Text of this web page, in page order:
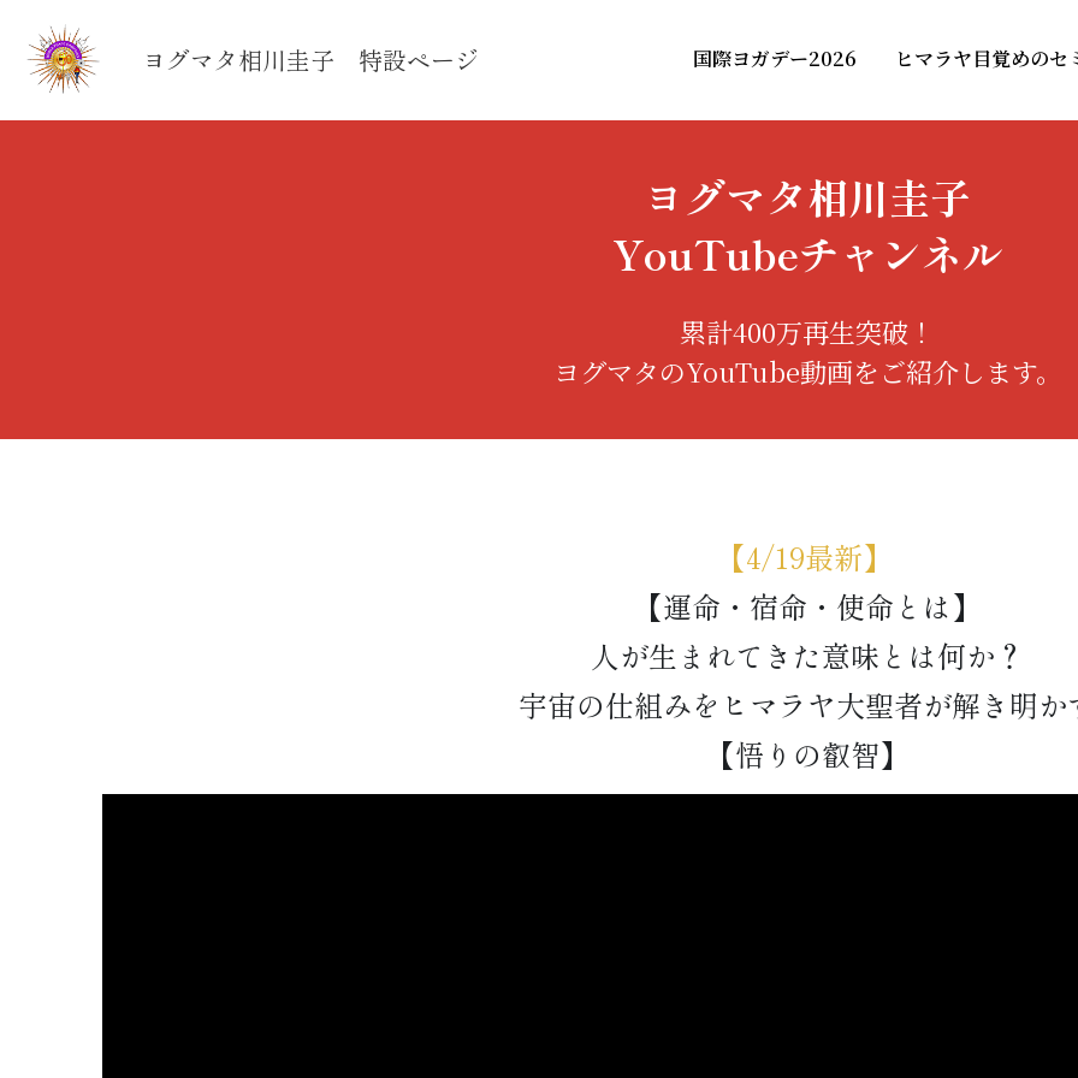
ヨグマタ相川圭子　特設ページ 国際ヨガデー2026 ヒマラヤ目覚めのセ
ヨグマタ相川圭子
YouTubeチャンネル
累計400万再生突破！
ヨグマタのYouTube動画をご紹介します。
【4/19最新】
【運命・宿命・使命とは】
人が生まれてきた意味とは何か？
宇宙の仕組みをヒマラヤ大聖者が解き明か
【悟りの叡智】